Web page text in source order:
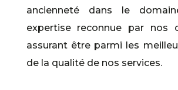
ancienneté dans le
expertise reconnue par nos
assurant être parmi les
de la qualité de nos services.